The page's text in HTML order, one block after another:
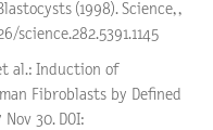
(1998). Science, ,
science.282.5391.1145
al.: Induction of
Fibroblasts by Defined
Nov 30. DOI: